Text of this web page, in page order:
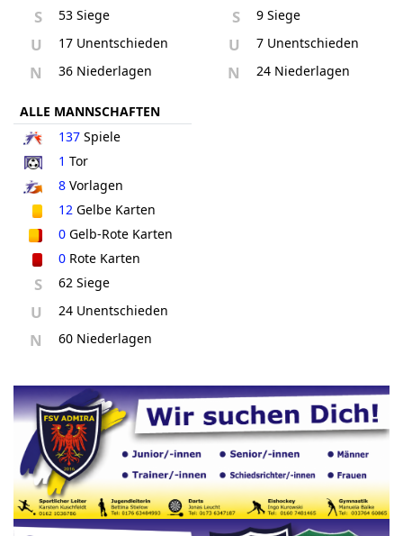
S 53 Siege
U 17 Unentschieden
N 36 Niederlagen
S 9 Siege
U 7 Unentschieden
N 24 Niederlagen
ALLE MANNSCHAFTEN
137 Spiele
1 Tor
8 Vorlagen
12 Gelbe Karten
0 Gelb-Rote Karten
0 Rote Karten
S 62 Siege
U 24 Unentschieden
N 60 Niederlagen